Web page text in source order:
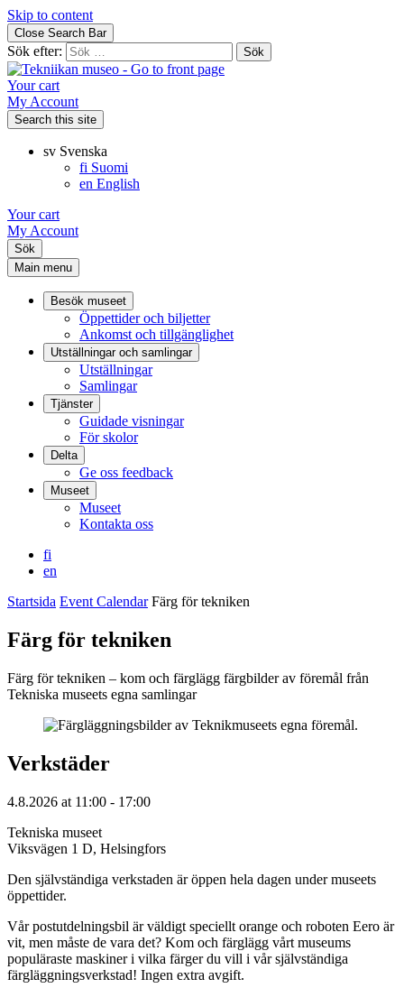
Skip to content
Close Search Bar
Sök efter:
Your cart
My Account
Search this site
sv Svenska
fi Suomi
en English
Your cart
My Account
Sök
Main menu
Besök museet
Öppettider och biljetter
Ankomst och tillgänglighet
Utställningar och samlingar
Utställningar
Samlingar
Tjänster
Guidade visningar
För skolor
Delta
Ge oss feedback
Museet
Museet
Kontakta oss
fi
en
Startsida Event Calendar Färg för tekniken
Färg för tekniken
Färg för tekniken – kom och färglägg färgbilder av föremål från
Tekniska museets egna samlingar
Verkstäder
4.8.2026 at 11:00 - 17:00
Tekniska museet
Viksvägen 1 D, Helsingfors
Den självständiga verkstaden är öppen hela dagen under museets
öppettider.
Vår postutdelningsbil är väldigt speciellt orange och roboten Eero är
vit, men måste de vara det? Kom och färglägg vårt museums
populäraste maskiner i vilka färger du vill i vår självständiga
färgläggningsverkstad! Ingen extra avgift.